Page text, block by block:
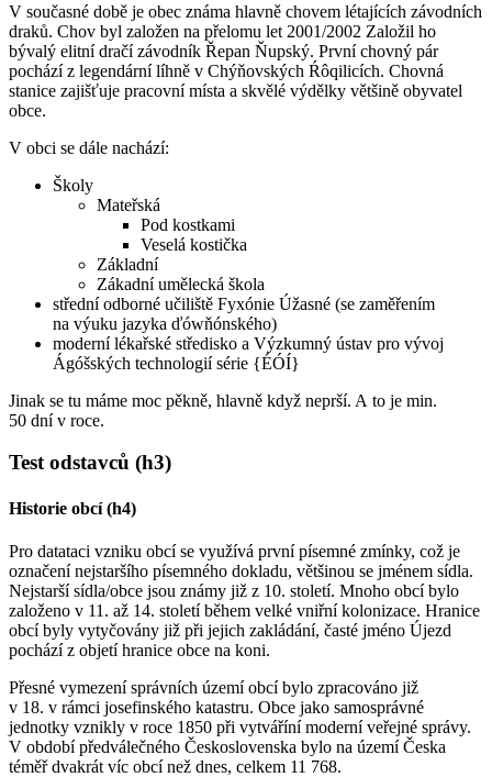
V současné době je obec známa hlavně chovem létajících závodních
draků. Chov byl založen na přelomu let 2001/2002 Založil ho
bývalý elitní dračí závodník Řepan Ňupský. První chovný pár
pochází z legendární líhně v Chýňovských Ŕôqilicích. Chovná
stanice zajišťuje pracovní místa a skvělé výdělky většině obyvatel
obce.
V obci se dále nachází:
Školy
Mateřská
Pod kostkami
Veselá kostička
Základní
Zákadní umělecká škola
střední odborné učiliště Fyxónie Úžasné (se zaměřením
na výuku jazyka ďówňónského)
moderní lékařské středisko a Výzkumný ústav pro vývoj
Ágóšských technologií série {ÉÓÍ}
Jinak se tu máme moc pěkně, hlavně když neprší. A to je min.
50 dní v roce.
Test odstavců (h3)
Historie obcí (h4)
Pro datataci vzniku obcí se využívá první písemné zmínky, což je
označení nejstaršího písemného dokladu, většinou se jménem sídla.
Nejstarší sídla/obce jsou známy již z 10. století. Mnoho obcí bylo
založeno v 11. až 14. století během velké vniřní kolonizace. Hranice
obcí byly vytyčovány již při jejich zakládání, časté jméno Újezd
pochází z objetí hranice obce na koni.
Přesné vymezení správních území obcí bylo zpracováno již
v 18. v rámci josefinského katastru. Obce jako samosprávné
jednotky vznikly v roce 1850 při vytváříní moderní veřejné správy.
V období předválečného Československa bylo na území Česka
téměř dvakrát víc obcí než dnes, celkem 11 768.